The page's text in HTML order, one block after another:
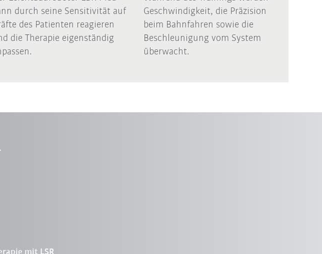
durch seine Sensitivität auf
des Patienten reagieren
die Therapie eigenständig
Geschwindigkeit, die Präzision
beim Bahnfahren sowie die
Beschleunigung vom System
überwacht.